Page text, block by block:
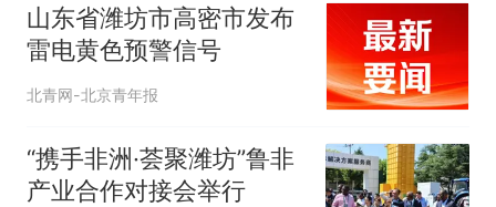
山东省潍坊市高密市发布
雷电黄色预警信号
北青网-北京青年报
“携手非洲·荟聚潍坊”鲁非
产业合作对接会举行